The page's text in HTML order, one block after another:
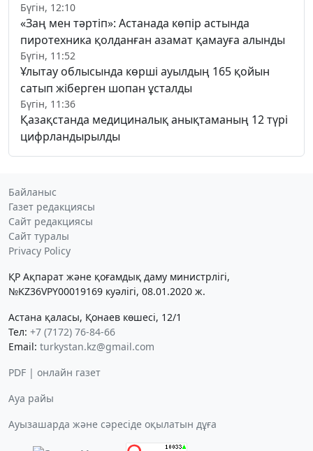
Бүгін, 12:10
«Заң мен тәртіп»: Астанада көпір астында
пиротехника қолданған азамат қамауға алынды
Бүгін, 11:52
Ұлытау облысында көрші ауылдың 165 қойын
сатып жіберген шопан ұсталды
Бүгін, 11:36
Қазақстанда медициналық анықтаманың 12 түрі
цифрландырылды
Байланыс
Газет редакциясы
Сайт редакциясы
Сайт туралы
Privacy Policy
ҚР Ақпарат және қоғамдық даму министрлігі,
№KZ36VPY00019169 куәлігі, 08.01.2020 ж.
Астана қаласы, Қонаев көшесі, 12/1
Тел: +7 (7172) 76-84-66
Email: turkystan.kz@gmail.com
PDF | онлайн газет
Ауа райы
Ауызашарда және сәресіде оқылатын дұға